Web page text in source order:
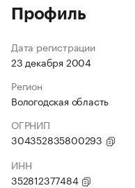
Профиль
Дата регистрации
23 декабря 2004
Регион
Вологодская область
ОГРНИП
304352835800293
ИНН
352812377484